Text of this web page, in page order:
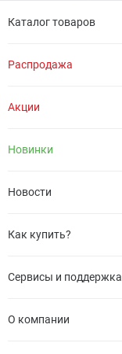
Каталог товаров
Распродажа
Акции
Новинки
Новости
Как купить?
Сервисы и поддержка
О компании